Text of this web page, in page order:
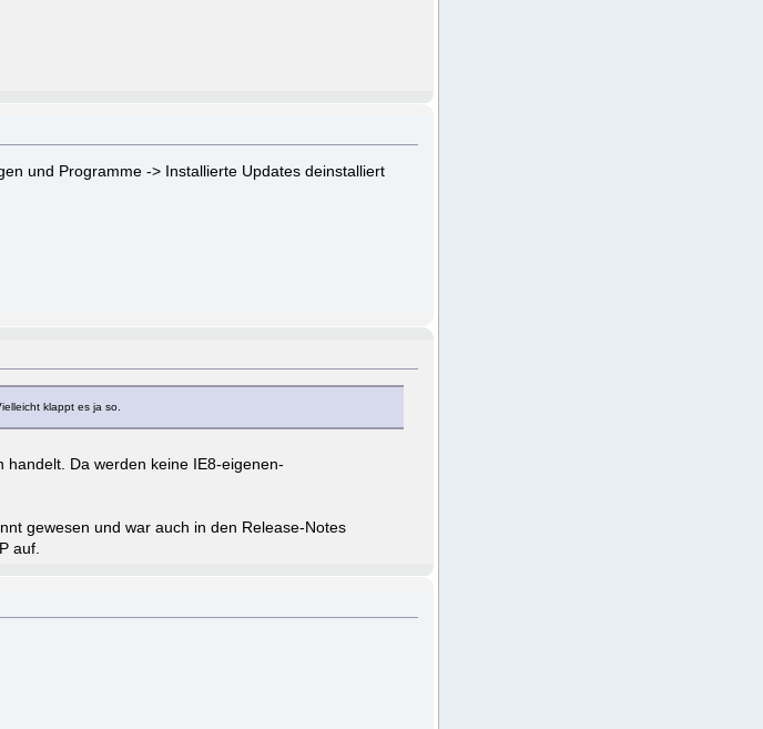
und Programme -> Installierte Updates deinstalliert
klappt es ja so.
handelt. Da werden keine IE8-eigenen-
gewesen und war auch in den Release-Notes
auf.